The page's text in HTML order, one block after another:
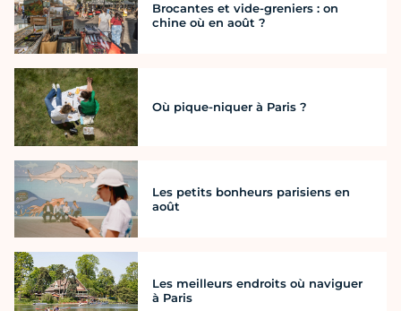
Brocantes et vide-greniers : on
chine où en août ?
Où pique-niquer à Paris ?
Les petits bonheurs parisiens en
août
Les meilleurs endroits où naviguer
à Paris